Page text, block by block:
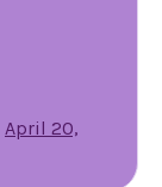
April 20,